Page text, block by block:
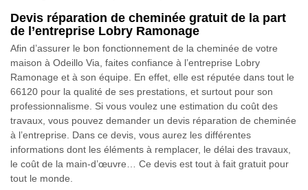
Devis réparation de cheminée gratuit de la part
de l’entreprise Lobry Ramonage
Afin d’assurer le bon fonctionnement de la cheminée de votre
maison à Odeillo Via, faites confiance à l’entreprise Lobry
Ramonage et à son équipe. En effet, elle est réputée dans tout le
66120 pour la qualité de ses prestations, et surtout pour son
professionnalisme. Si vous voulez une estimation du coût des
travaux, vous pouvez demander un devis réparation de cheminée
à l’entreprise. Dans ce devis, vous aurez les différentes
informations dont les éléments à remplacer, le délai des travaux,
le coût de la main-d’œuvre… Ce devis est tout à fait gratuit pour
tout le monde.